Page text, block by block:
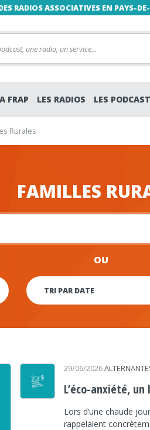
RADIOS ASSOCIATIVES EN PAYS-
FRAP LES RADIOS LES
Rurales
FAMILLES
OU
29/06/2026
L’éco-anxiété,
Lors d’une chaude
rappelaient